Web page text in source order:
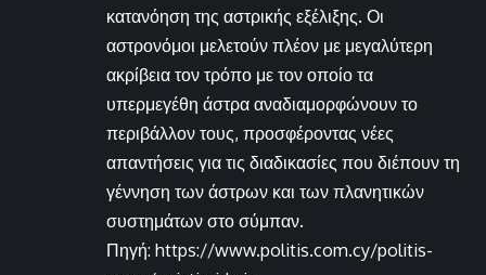
κατανόηση της αστρικής εξέλιξης. Οι
αστρονόμοι μελετούν πλέον με μεγαλύτερη
ακρίβεια τον τρόπο με τον οποίο τα
υπερμεγέθη άστρα αναδιαμορφώνουν το
περιβάλλον τους, προσφέροντας νέες
απαντήσεις για τις διαδικασίες που διέπουν τη
γέννηση των άστρων και των πλανητικών
συστημάτων στο σύμπαν.
Πηγή: https://www.politis.com.cy/politis-